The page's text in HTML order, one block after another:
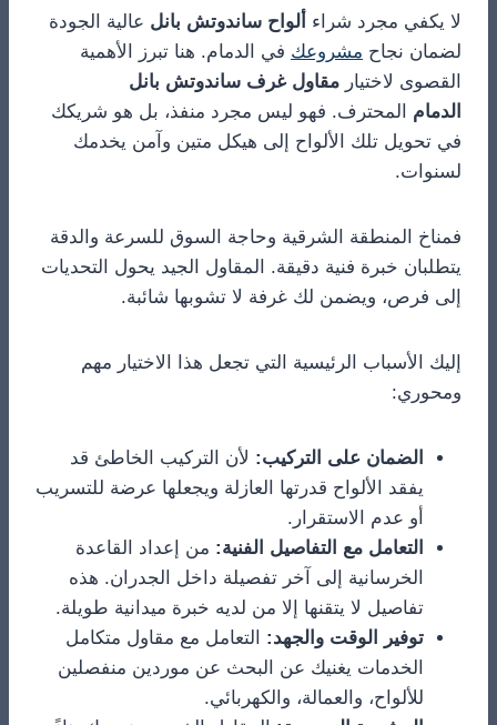
لا يكفي مجرد شراء ألواح ساندوتش بانل عالية الجودة
لضمان نجاح مشروعك في الدمام. هنا تبرز الأهمية
القصوى لاختيار مقاول غرف ساندوتش بانل
الدمام المحترف. فهو ليس مجرد منفذ، بل هو شريكك
في تحويل تلك الألواح إلى هيكل متين وآمن يخدمك
لسنوات.
فمناخ المنطقة الشرقية وحاجة السوق للسرعة والدقة
يتطلبان خبرة فنية دقيقة. المقاول الجيد يحول التحديات
إلى فرص، ويضمن لك غرفة لا تشوبها شائبة.
إليك الأسباب الرئيسية التي تجعل هذا الاختيار مهم
ومحوري:
الضمان على التركيب: لأن التركيب الخاطئ قد
يفقد الألواح قدرتها العازلة ويجعلها عرضة للتسريب
أو عدم الاستقرار.
التعامل مع التفاصيل الفنية: من إعداد القاعدة
الخرسانية إلى آخر تفصيلة داخل الجدران. هذه
تفاصيل لا يتقنها إلا من لديه خبرة ميدانية طويلة.
توفير الوقت والجهد:
التعامل مع مقاول متكامل
الخدمات يغنيك عن البحث عن موردين منفصلين
للألواح، والعمالة، والكهربائي.